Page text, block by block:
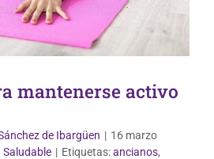
mantenerse activo
de Ibargüen | 16 marzo
Saludable | Etiquetas:ancianos,